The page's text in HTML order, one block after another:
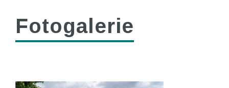
Fotogalerie